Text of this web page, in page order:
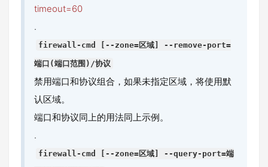
timeout=60
.
firewall-cmd [--zone=区域] --remove-port=
端口(端口范围)/协议
禁用端口和协议组合，如果未指定区域，将使用默
认区域。
端口和协议同上的用法同上示例。
.
firewall-cmd [--zone=区域] --query-port=端